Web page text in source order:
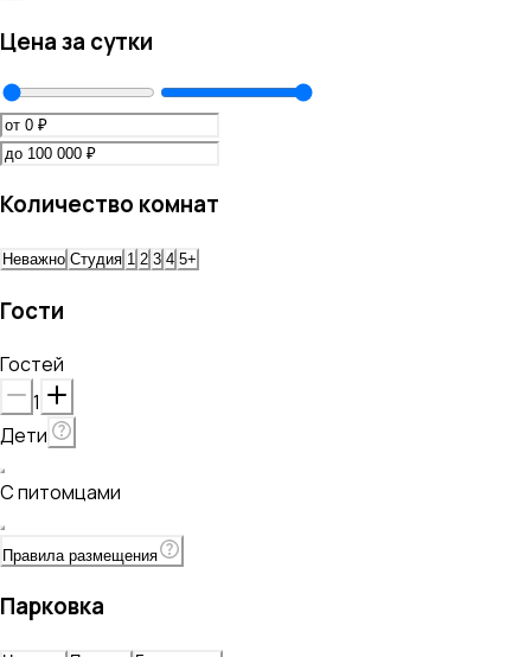
Цена за сутки
Количество комнат
Неважно Студия 1 2 3 4 5+
Гости
Гостей
1
Дети
С питомцами
Правила размещения
Парковка